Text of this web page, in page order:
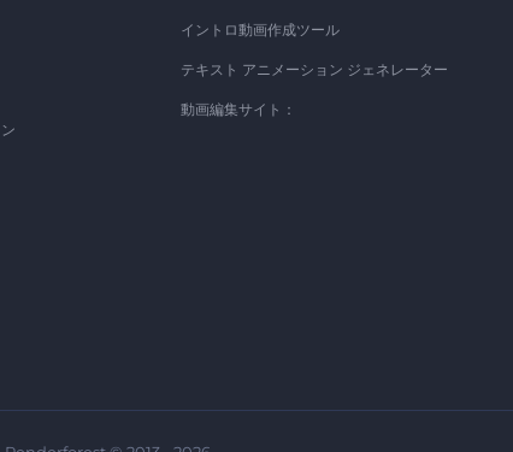
イントロ動画作成ツール
テキスト アニメーション ジェネレーター
動画編集サイト：